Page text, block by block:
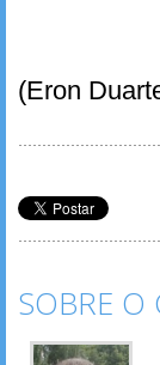
(Eron
SOBRE O